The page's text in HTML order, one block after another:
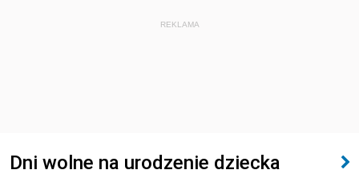
REKLAMA
Dni wolne na urodzenie dziecka